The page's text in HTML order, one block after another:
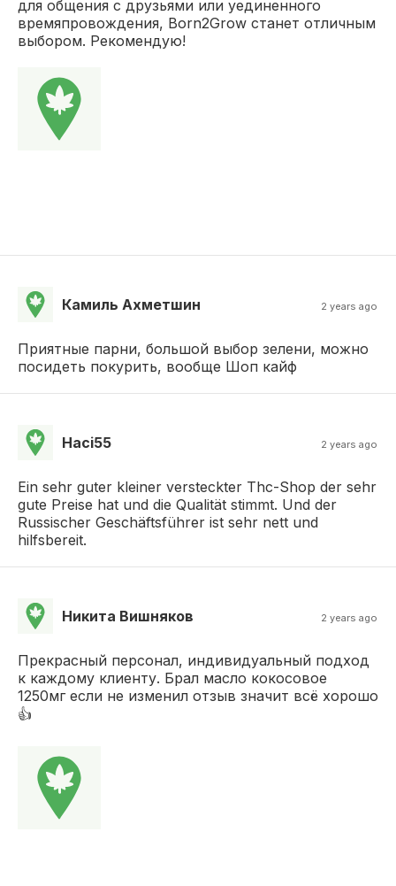
для общения с друзьями или уединенного
времяпровождения, Born2Grow станет отличным
выбором. Рекомендую!
Камиль Ахметшин 2 years ago
Приятные парни, большой выбор зелени, можно
посидеть покурить, вообще Шоп кайф
Haci55 2 years ago
Ein sehr guter kleiner versteckter Thc-Shop der sehr
gute Preise hat und die Qualität stimmt. Und der
Russischer Geschäftsführer ist sehr nett und
hilfsbereit.
Никита Вишняков 2 years ago
Прекрасный персонал, индивидуальный подход
к каждому клиенту. Брал масло кокосовое
1250мг если не изменил отзыв значит всё хорошо
👍